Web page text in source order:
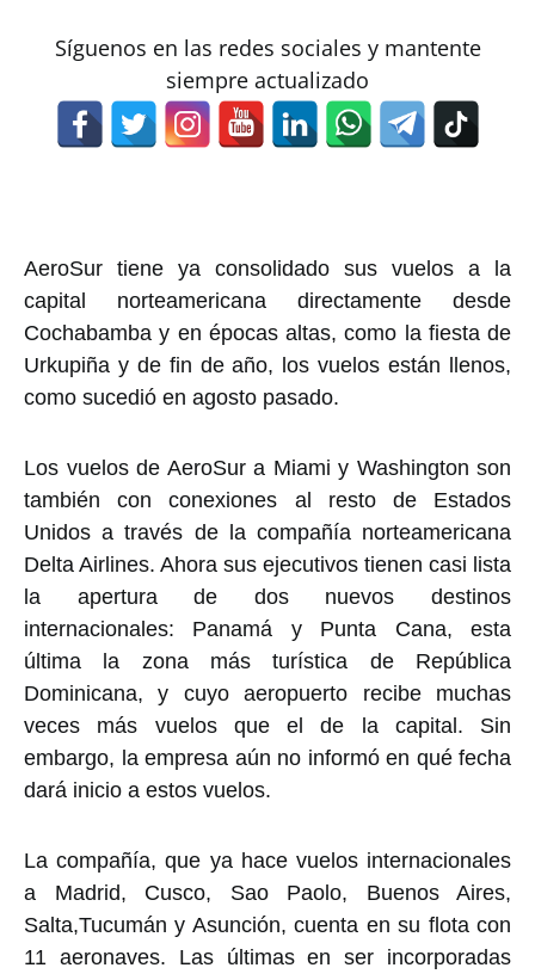
Síguenos en las redes sociales y mantente
siempre actualizado
AeroSur tiene ya consolidado sus vuelos a la
capital norteamericana directamente desde
Cochabamba y en épocas altas, como la fiesta de
Urkupiña y de fin de año, los vuelos están llenos,
como sucedió en agosto pasado.
Los vuelos de AeroSur a Miami y Washington son
también con conexiones al resto de Estados
Unidos a través de la compañía norteamericana
Delta Airlines. Ahora sus ejecutivos tienen casi lista
la apertura de dos nuevos destinos
internacionales: Panamá y Punta Cana, esta
última la zona más turística de República
Dominicana, y cuyo aeropuerto recibe muchas
veces más vuelos que el de la capital. Sin
embargo, la empresa aún no informó en qué fecha
dará inicio a estos vuelos.
La compañía, que ya hace vuelos internacionales
a Madrid, Cusco, Sao Paolo, Buenos Aires,
Salta,Tucumán y Asunción, cuenta en su flota con
11 aeronaves. Las últimas en ser incorporadas